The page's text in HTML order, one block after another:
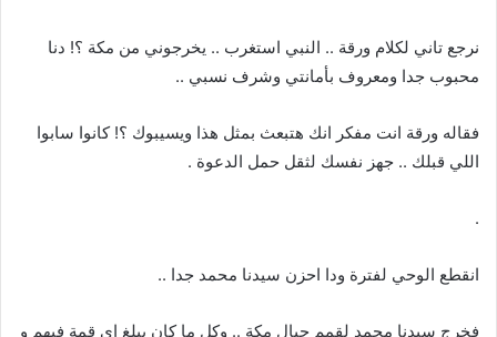
نرجع تاني لكلام ورقة .. النبي استغرب .. يخرجوني من مكة ؟! دنا
محبوب جدا ومعروف بأمانتي وشرف نسبي ..
فقاله ورقة انت مفكر انك هتبعث بمثل هذا ويسيبوك ؟! كانوا سابوا
اللي قبلك .. جهز نفسك لثقل حمل الدعوة .
.
انقطع الوحي لفترة ودا احزن سيدنا محمد جدا ..
فخرج سيدنا محمد لقمم جبال مكة .. وكل ما كان يبلغ اي قمة فيهم و